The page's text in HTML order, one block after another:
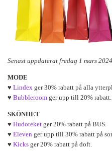
Senast uppdaterat fredag 1 mars
MODE
♥ Lindex ger 30% rabatt på alla
♥ Bubbleroom ger upp till 20% rabatt.
SKÖNHET
♥ Hudoteket ger 20% rabatt på BUS.
♥ Eleven ger upp till 30% rabatt på
♥ Kicks ger 20% rabatt på doft.